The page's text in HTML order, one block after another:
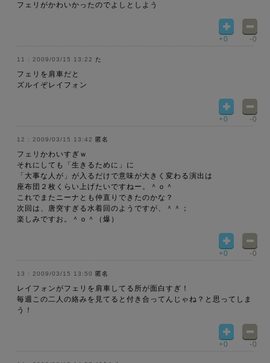
フェリがかわいかったのでよしとしよう
+0 -0
2009/03/15 13:22 た
フェリを肩車だと
ズルイぞレイフォン
+0 -0
2009/03/15 13:42 匿名
フェリかわいすぎｗ
それにしても「生きるために」に
「大事な人が」が入るだけで意味が大きく変わる演出は
座布団２枚くらい上げたいですねー。＾ｏ＾
これでまたニーナとも仲直りできたのかな？
次回は、唐突すぎる水着回のようですが、＾＾；
楽しみですお。＾ｏ＾（爆）
+0 -0
2009/03/15 13:50 匿名
レイフォンがフェリを肩車してる所が面白すぎ！
毎週この二人の絡みを見てると付き合ってんじゃね？と思ってしま
う！
+0 -0